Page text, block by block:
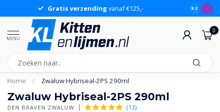
Gratis verzending vanaf €125,- 9.2
MENU
0
Home / Zwaluw Hybriseal-2PS 290ml
Zwaluw Hybriseal-2PS 290ml
DEN BRAVEN ZWALUW (13)